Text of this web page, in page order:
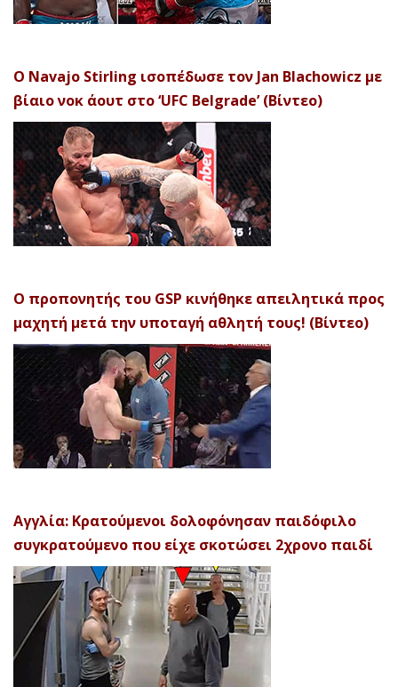
Ο Navajo Stirling ισοπέδωσε τον Jan Blachowicz με
βίαιο νοκ άουτ στο ‘UFC Belgrade’ (Βίντεο)
Ο προπονητής του GSP κινήθηκε απειλητικά προς
μαχητή μετά την υποταγή αθλητή τους! (Βίντεο)
Αγγλία: Κρατούμενοι δολοφόνησαν παιδόφιλο
συγκρατούμενο που είχε σκοτώσει 2χρονο παιδί